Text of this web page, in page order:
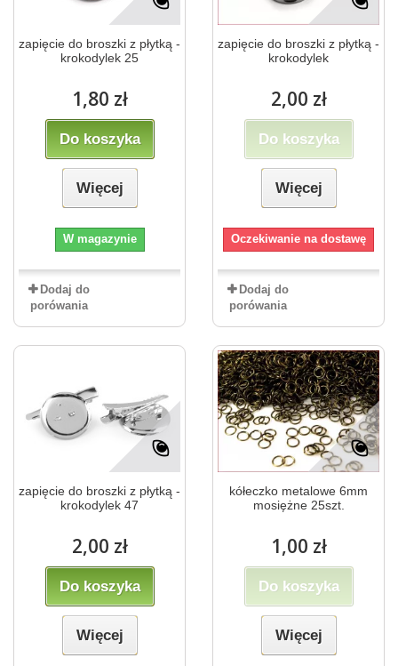
zapięcie do broszki z płytką -
krokodylek 25
1,80 zł
Do koszyka
Więcej
W magazynie
Dodaj do
porówania
zapięcie do broszki z płytką -
krokodylek
2,00 zł
Do koszyka
Więcej
Oczekiwanie na dostawę
Dodaj do
porówania
zapięcie do broszki z płytką -
krokodylek 47
2,00 zł
Do koszyka
Więcej
kółeczko metalowe 6mm
mosiężne 25szt.
1,00 zł
Do koszyka
Więcej